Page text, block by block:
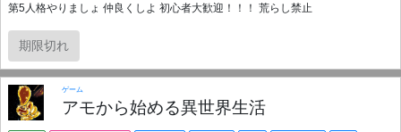
第5人格やりましょ 仲良くしよ 初心者大歓迎！！！ 荒らし禁止
期限切れ
ゲーム
アモから始める異世界生活